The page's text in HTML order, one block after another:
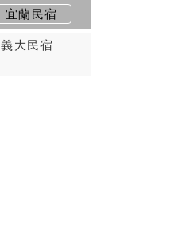
宜蘭民宿
義大民宿